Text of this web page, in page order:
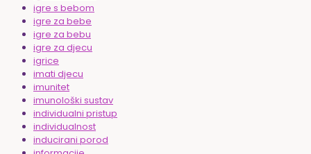
igre s bebom
igre za bebe
igre za bebu
igre za djecu
igrice
imati djecu
imunitet
imunološki sustav
individualni pristup
individualnost
inducirani porod